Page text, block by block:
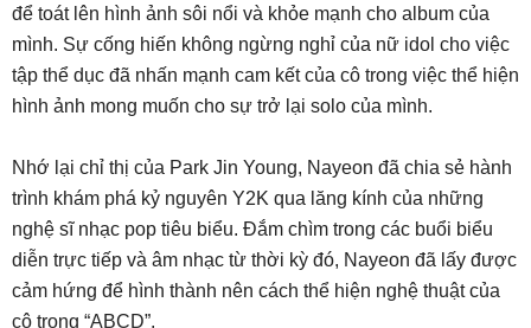
để toát lên hình ảnh sôi nổi và khỏe mạnh cho album của
mình. Sự cống hiến không ngừng nghỉ của nữ idol cho việc
tập thể dục đã nhấn mạnh cam kết của cô trong việc thể hiện
hình ảnh mong muốn cho sự trở lại solo của mình.
Nhớ lại chỉ thị của Park Jin Young, Nayeon đã chia sẻ hành
trình khám phá kỷ nguyên Y2K qua lăng kính của những
nghệ sĩ nhạc pop tiêu biểu. Đắm chìm trong các buổi biểu
diễn trực tiếp và âm nhạc từ thời kỳ đó, Nayeon đã lấy được
cảm hứng để hình thành nên cách thể hiện nghệ thuật của
cô trong “ABCD”.